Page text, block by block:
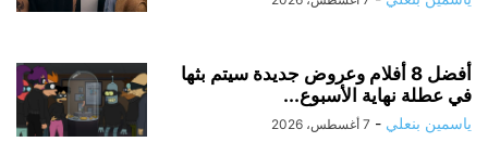
أفضل 8 أفلام وعروض جديدة سيتم بثها
في عطلة نهاية الأسبوع...
ياسمين بنعلي - 7 أغسطس، 2026